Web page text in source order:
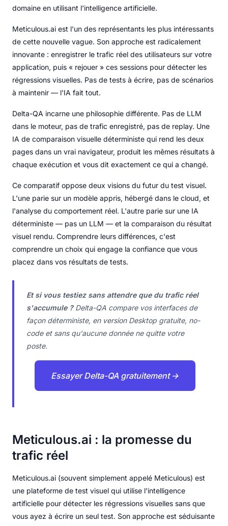
domaine en utilisant l'intelligence artificielle.
Meticulous.ai est l'un des représentants les plus intéressants
de cette nouvelle vague. Son approche est radicalement
innovante : enregistrer le trafic réel des utilisateurs sur votre
application, puis « rejouer » ces sessions pour détecter les
régressions visuelles. Pas de tests à écrire, pas de scénarios
à maintenir — l'IA fait tout.
Delta-QA incarne une philosophie différente. Pas de LLM
dans le moteur, pas de trafic enregistré, pas de replay. Une
IA de comparaison visuelle déterministe qui rend les deux
pages dans un vrai navigateur, produit les mêmes résultats à
chaque exécution et vous dit exactement ce qui a changé.
Ce comparatif oppose deux visions du futur du test visuel.
L'une parie sur un modèle appris, hébergé dans le cloud, et
l'analyse du comportement réel. L'autre parie sur une IA
déterministe — pas un LLM — et la comparaison du résultat
visuel rendu. Comprendre leurs différences, c'est
comprendre un choix qui engage la confiance que vous
placez dans vos résultats de tests.
Et si vous testiez sans attendre que du trafic réel
s'accumule ?Delta-QA compare vos interfaces de
façon déterministe, en version Desktop gratuite, no-
code et sans qu'aucune donnée ne quitte votre
poste.
Essayer Delta-QA gratuitement →
Meticulous.ai : la promesse du
trafic réel
Meticulous.ai (souvent simplement appelé Meticulous) est
une plateforme de test visuel qui utilise l'intelligence
artificielle pour détecter les régressions visuelles sans que
vous ayez à écrire un seul test. Son approche est séduisante